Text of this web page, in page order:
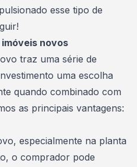
esse tipo de
novos
traz uma série de
uma escolha
quando combinado com
as principais vantagens:
especialmente na planta
o comprador pode